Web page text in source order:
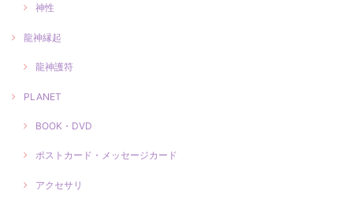
神性
龍神縁起
龍神護符
PLANET
BOOK・DVD
ポストカード・メッセージカード
アクセサリ